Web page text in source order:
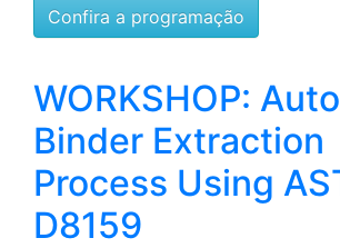
Confira a programação
WORKSHOP:
Binder Extraction
Process Using
D8159